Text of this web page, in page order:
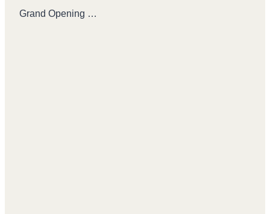
Grand Opening …